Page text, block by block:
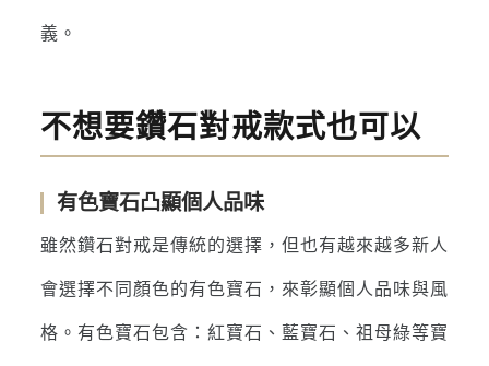
義。
不想要鑽石對戒款式也可以
有色寶石凸顯個人品味
雖然鑽石對戒是傳統的選擇，但也有越來越多新人
會選擇不同顏色的有色寶石，來彰顯個人品味與風
格。有色寶石包含：紅寶石、藍寶石、祖母綠等寶